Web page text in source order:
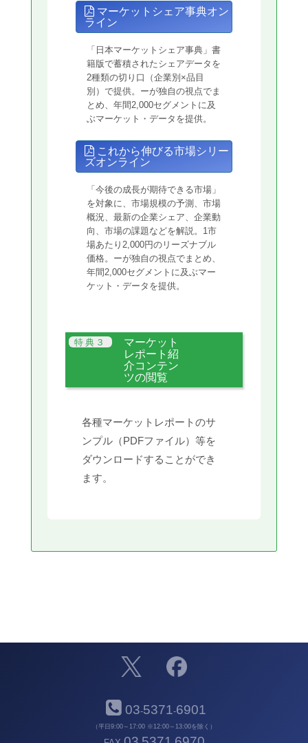
マーケットシェア事典オン
ライン
「日本マーケットシェア事典」書
籍版で蓄積されたシェアデータを
2種類の切り口（企業別×品目
別）で提供。ーが独自の視点でま
とめ、年間2,000セグメントに及
ぶマーケット・データを提供。
これから伸びる市場シリー
ズオンライン
「今後の成長が期待できる市場」
を対象に、市場規模の予測、市場
概況、最新の企業シェア、企業動
向、市場の課題などを解説。1市
場あたり2,000円のリーズナブル
価格。ーが独自の視点でまとめ、
年間2,000セグメントに及ぶマー
ケット・データを提供。
マーケット
レポート紹
介コンテン
ツの閲覧
各種マーケットレポートのサ
ンプル（PDFファイル）等を
ダウンロードすることができ
ます。
03-5371-6901
（平日9:00～17:00 ※12:00～13:00を除く）